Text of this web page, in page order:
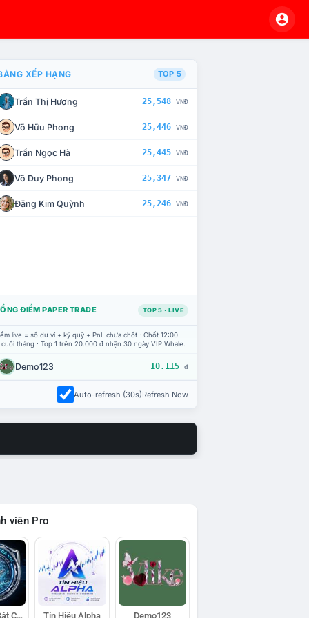
CHẾ TÀI XỬ LÝ VI PHẠM
XẾP HẠNG TOP 5
Trần Thị Hương 25,548 VNĐ
Võ Hữu Phong 25,446 VNĐ
Trần Ngọc Hà 25,445 VNĐ
Võ Duy Phong 25,347 VNĐ
Đặng Kim Quỳnh 25,246 VNĐ
ĐIỂM PAPER TRADE TOP 5 · LIVE
live = số dư ví + ký quỹ + PnL chưa chốt · Chốt 12:00
tháng · Top 1 trên 20.000 đ nhận 30 ngày VIP Whale.
Demo123 10.115 đ
Auto-refresh (30s)Refresh Now
viên Pro
Đội Trinh Sát Cá Voi Tín Hiệu Alpha Demo123